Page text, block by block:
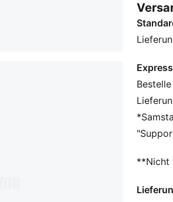
PUMA
**Nicht